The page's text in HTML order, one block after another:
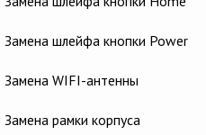
Замена шлейфа кнопки Power
Замена WIFI-антенны
Замена рамки корпуса